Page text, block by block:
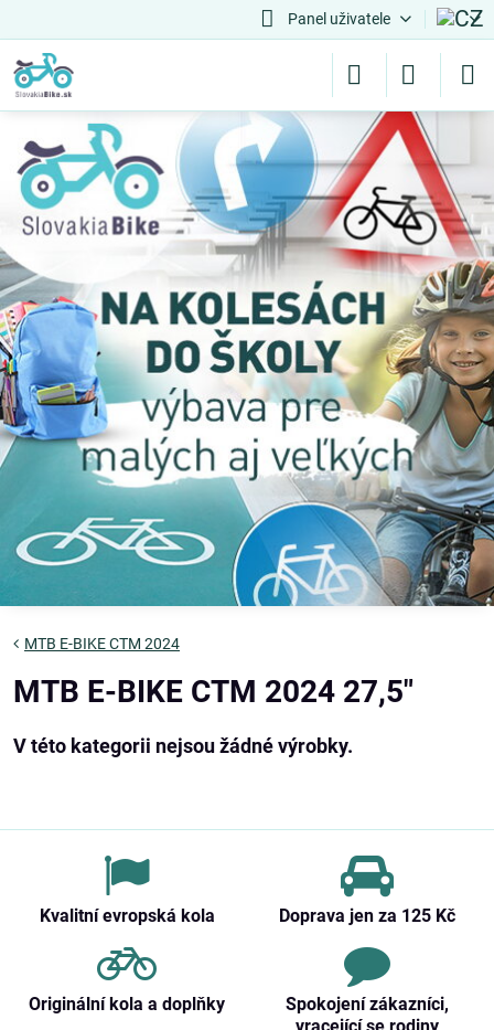
Panel uživatele
MTB E-BIKE CTM 2024
MTB E-BIKE CTM 2024 27,5"
Kvalitní evropská kola Doprava jen za 125 Kč
Originální kola a doplňky
Spokojení zákazníci,